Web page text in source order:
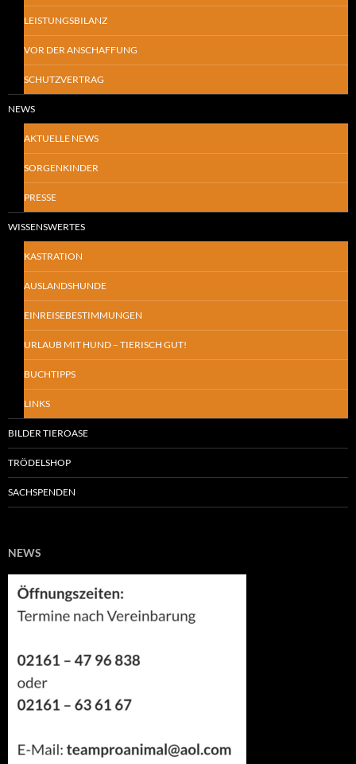
LEISTUNGSBILANZ
VOR DER ANSCHAFFUNG
SCHUTZVERTRAG
NEWS
AKTUELLE NEWS
SORGENKINDER
PRESSE
WISSENSWERTES
KASTRATION
AUSLANDSHUNDE
EINREISEBESTIMMUNGEN
URLAUB MIT HUND – TIERISCH GUT!
BUCHTIPPS
LINKS
BILDER TIEROASE
TRÖDELSHOP
SACHSPENDEN
NEWS